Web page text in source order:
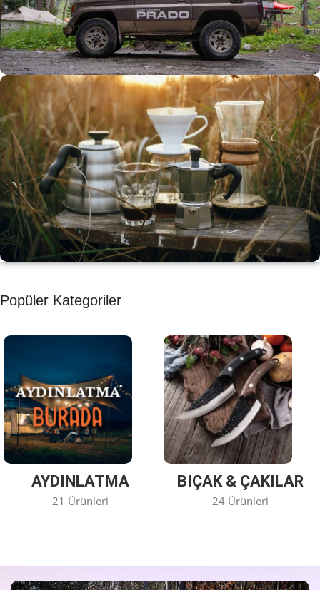
ARAÇ AKSESUARLARI
SATIŞ VE MONTAJ
Keşfet
KAHVE KEYFİ
Kahvemizi Denediniz mi ?
Keşfet
Popüler Kategoriler
AYDINLATMA
21 Ürünleri
BIÇAK & ÇAKILAR
24 Ürünleri